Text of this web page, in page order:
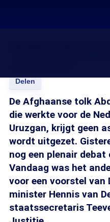
Delen
De Afghaanse tolk
die werkte voor de
Uruzgan, krijgt geen
wordt uitgezet.
nog een plenair debat
Vandaag was het
voor een voorstel van
minister Hennis van
staatssecretaris